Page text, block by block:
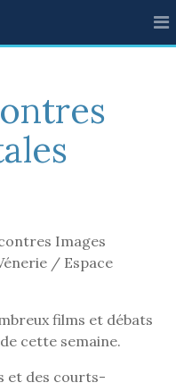
Images
/ Espace
films et débats
cette semaine.
et des courts-